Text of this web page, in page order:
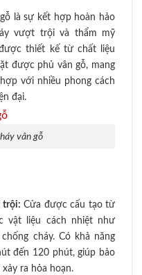
là sự kết hợp hoàn hảo
vượt trội và thẩm mỹ
thiết kế từ chất liệu
được phủ vân gỗ, mang
với nhiều phong cách
đại.
vân gỗ
trội: Cửa được cấu tạo từ
vật liệu cách nhiệt như
cháy. Có khả năng
đến 120 phút, giúp bảo
ra hỏa hoạn.